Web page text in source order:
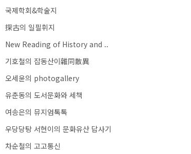
국제학회&학술지
探古의 일필휘지
New Reading of History and ..
기호철의 잡동산이雜同散異
오세윤의 photogallery
유춘동의 도서문화와 세책
여송은의 뮤지엄톡톡
우당당탕 서현이의 문화유산 답사기
차순철의 고고통신